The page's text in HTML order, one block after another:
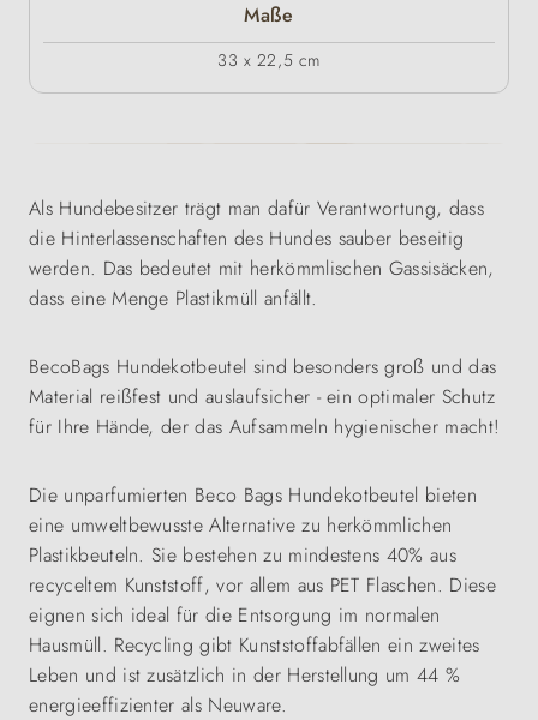
Maße
33 x 22,5 cm
Als Hundebesitzer trägt man dafür Verantwortung, dass
die Hinterlassenschaften des Hundes sauber beseitig
werden. Das bedeutet mit herkömmlischen Gassisäcken,
dass eine Menge Plastikmüll anfällt.
BecoBags Hundekotbeutel sind besonders groß und das
Material reißfest und auslaufsicher - ein optimaler Schutz
für Ihre Hände, der das Aufsammeln hygienischer macht!
Die unparfumierten Beco Bags Hundekotbeutel bieten
eine umweltbewusste Alternative zu herkömmlichen
Plastikbeuteln. Sie bestehen zu mindestens 40% aus
recyceltem Kunststoff, vor allem aus PET Flaschen. Diese
eignen sich ideal für die Entsorgung im normalen
Hausmüll. Recycling gibt Kunststoffabfällen ein zweites
Leben und ist zusätzlich in der Herstellung um 44 %
energieeffizienter als Neuware.